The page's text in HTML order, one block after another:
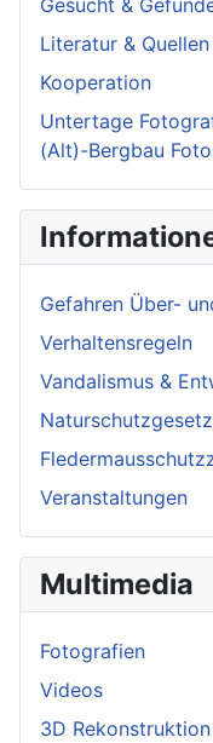
Literatur & Quellen
Kooperation
Untertage
(Alt)-Bergbau
Gefahren Über-
Verhaltensregeln
Vandalismus &
Naturschutzgesetz
Veranstaltungen
Multimedia
Fotografien
Videos
3D